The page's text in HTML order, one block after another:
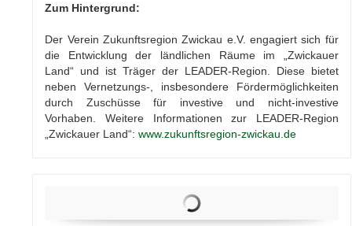
Zum Hintergrund:
Der Verein Zukunftsregion Zwickau e.V. engagiert sich für
die Entwicklung der ländlichen Räume im „Zwickauer
Land“ und ist Träger der LEADER-Region. Diese bietet
neben Vernetzungs-, insbesondere Fördermöglichkeiten
durch Zuschüsse für investive und nicht-investive
Vorhaben. Weitere Informationen zur LEADER-Region
„Zwickauer Land“:www.zukunftsregion-zwickau.de